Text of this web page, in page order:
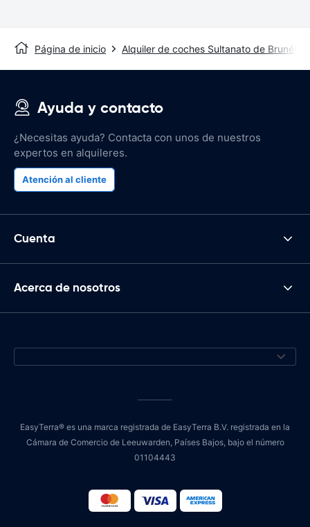
Página de inicio Alquiler de coches Sultanato de Brunéi
Ayuda y contacto
¿Necesitas ayuda? Contacta con unos de nuestros
expertos en alquileres.
Atención al cliente
Cuenta
Acerca de nosotros
EasyTerra® es una marca registrada de EasyTerra B.V. registrada en la
Cámara de Comercio de Leeuwarden, Países Bajos, bajo el número
01104443